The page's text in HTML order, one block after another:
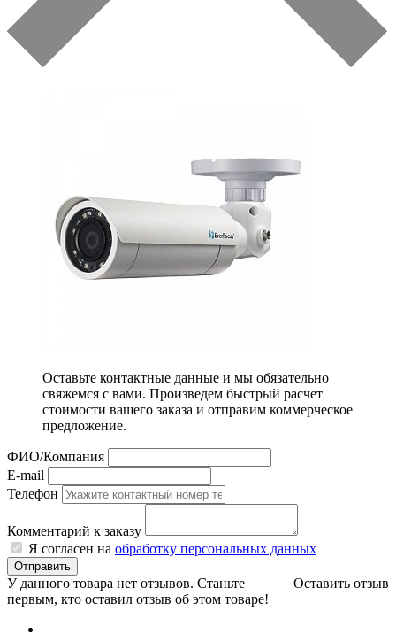
Оставьте контактные данные и мы обязательно
свяжемся с вами. Произведем быстрый расчет
стоимости вашего заказа и отправим коммерческое
предложение.
ФИО/Компания
E-mail
Телефон
Комментарий к заказу
Я согласен на обработку персональных данных
Отправить
Оставить отзыв
У данного товара нет отзывов. Станьте
первым, кто оставил отзыв об этом товаре!